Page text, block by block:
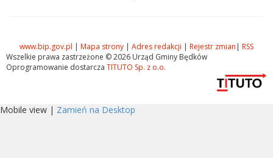
www.bip.gov.pl | Mapa strony | Adres redakcji | Rejestr zmian | RSS
Wszelkie prawa zastrzeżone © 2026 Urząd Gminy Będków
Oprogramowanie dostarcza TITUTO Sp. z o.o.
Mobile view | Zamień na Desktop